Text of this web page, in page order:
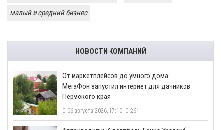
малый и средний бизнес
НОВОСТИ КОМПАНИЙ
От маркетплейсов до умного дома:
МегаФон запустил интернет для дачников
Пермского края
06 августа 2026, 17:10 261